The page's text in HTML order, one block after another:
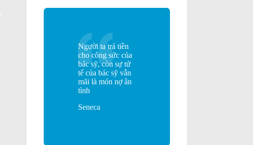
Người ta trả tiền
cho công sức của
bác sỹ, còn sự tử
tế của bác sỹ vẫn
mãi là món nợ ân
tình
Seneca